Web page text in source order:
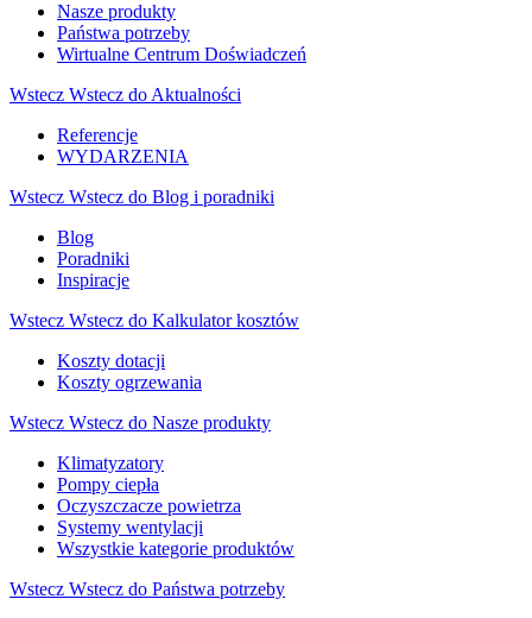
Nasze produkty
Państwa potrzeby
Wirtualne Centrum Doświadczeń
Wstecz Wstecz do Aktualności
Referencje
WYDARZENIA
Wstecz Wstecz do Blog i poradniki
Blog
Poradniki
Inspiracje
Wstecz Wstecz do Kalkulator kosztów
Koszty dotacji
Koszty ogrzewania
Wstecz Wstecz do Nasze produkty
Klimatyzatory
Pompy ciepła
Oczyszczacze powietrza
Systemy wentylacji
Wszystkie kategorie produktów
Wstecz Wstecz do Państwa potrzeby